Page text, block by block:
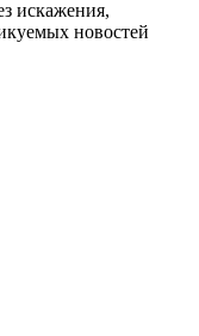
искажения,
новостей